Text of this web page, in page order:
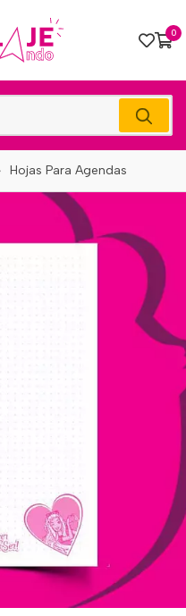
0
Hojas Para Agendas